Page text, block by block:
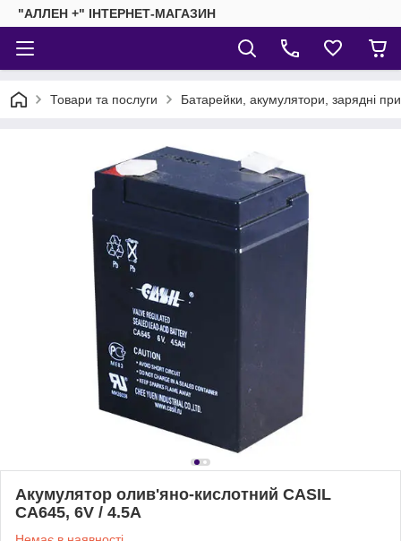
"АЛЛЕН +" ІНТЕРНЕТ-МАГАЗИН
Товари та послуги Батарейки, акумулятори, зарядні
Акумулятор олив'яно-кислотний CASIL
CA645, 6V / 4.5A